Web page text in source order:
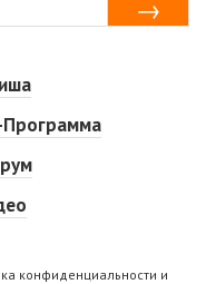
конфиденциальности и